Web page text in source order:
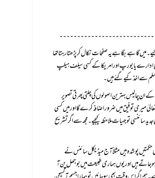
میں ان اصولوں پر عمل کی کوشش بھی کرتا تھا میں نے دس سال قبل تفاسیر اور احادیث کا مطالعہ شروع کیا تو پتہ چلا یہ چالیس اصول? دنیا کے کسی طبی ادارے یا یورپ اور امریکا کے کسی سیلف ہیلپ
سے اخذ کیے گئے ہیں۔
ہمارے رسول صلی اللہ علیہ وسلم نے پوری زندگی اپنے اصحاب کو ان اصولوں کی ٹریننگ دی۔ آپ(صلی اللہ علیہ وسلم) کے صحابہ کرام بہترین زندگی کے ان چالیس بہترین اصولوں کی چلتی پھرتی تصویر
تھے۔ میں نے اس دن سے ان اصولوں پر عبادت کی طرح عمل شروع کر دیا گو میں ابھی تک ان پر مکمل عملدرآمد نہیں کر سکا لیکن مجھے یقین ہے کہ اللہ تعالیٰ میری توفیق میں ضرور اضافہ کرے گا اور میں کسی
نہ کسی دن آپ(صلی اللہ علیہ وسلم ) کے وضع کردہ ان اصولوں پر عمل میں کامیاب ہو جاؤں گا۔ یہ چالیس اصول کیا ہیں آپ وہ اصول اور ان اصولوں کی جدید سائنسی توجہیات ملاحظہ کیجیے ۔مجھ سے اگر تشریح
(۱)حضورصلی اللہ علیہ وسلم نے فرمایا: فجر اور اشراق عصر اور مغرب اور مغرب اور عشا کے دوران سونے سے باز رہا کرو۔ اس فرمان میں بے شمار طبی حکمتیں پوشدہ ہیں مثلاً آج میڈیکل سائنس نے